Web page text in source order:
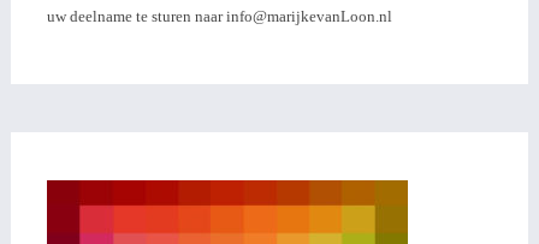
uw deelname te sturen naar info@marijkevanLoon.nl